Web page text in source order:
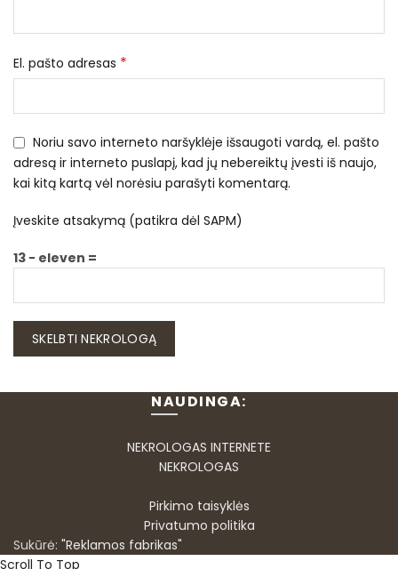
El. pašto adresas *
Noriu savo interneto naršyklėje išsaugoti vardą, el. pašto
adresą ir interneto puslapį, kad jų nebereiktų įvesti iš naujo,
kai kitą kartą vėl norėsiu parašyti komentarą.
Įveskite atsakymą (patikra dėl SAPM)
13 − eleven =
NAUDINGA:
NEKROLOGAS INTERNETE
NEKROLOGAS
Pirkimo taisyklės
Privatumo politika
Sukūrė: "Reklamos fabrikas"
Scroll To Top